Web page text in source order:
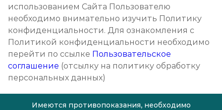
использованием Сайта Пользователю
необходимо внимательно изучить Политику
конфиденциальности. Для ознакомления с
Политикой конфиденциальности необходимо
перейти по ссылке Пользовательское
соглашение (отсылку на политику обработку
персональных данных)
Имеются противопоказания, необходимо